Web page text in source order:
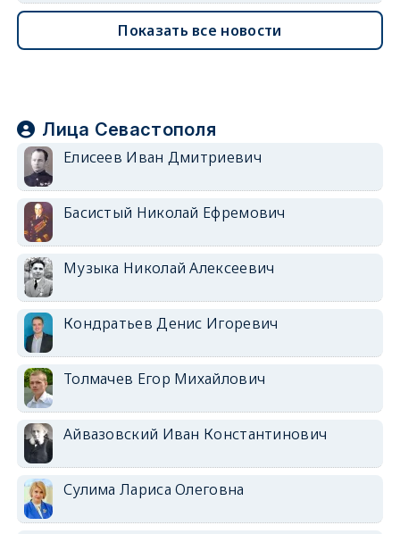
Показать все новости
Лица Севастополя
Елисеев Иван Дмитриевич
Басистый Николай Ефремович
Музыка Николай Алексеевич
Кондратьев Денис Игоревич
Толмачев Егор Михайлович
Айвазовский Иван Константинович
Сулима Лариса Олеговна